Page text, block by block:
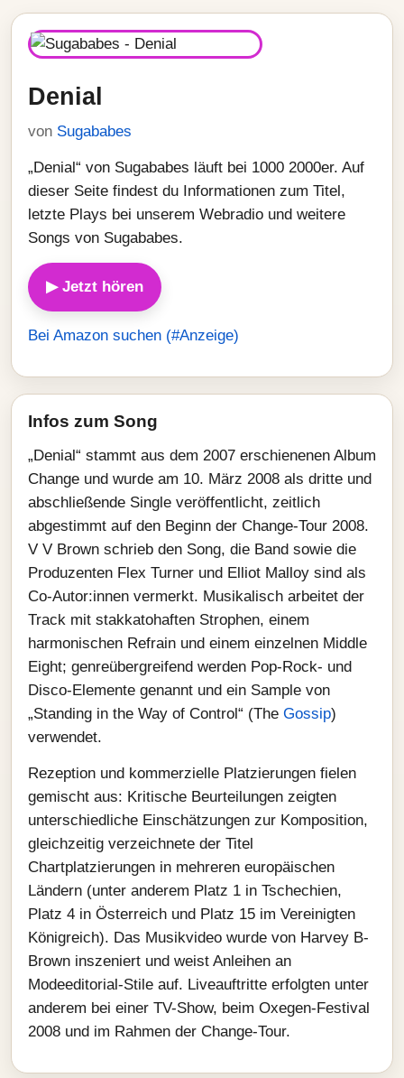
Denial
von Sugababes
„Denial“ von Sugababes läuft bei 1000 2000er. Auf
dieser Seite findest du Informationen zum Titel,
letzte Plays bei unserem Webradio und weitere
Songs von Sugababes.
▶ Jetzt hören
Bei Amazon suchen (#Anzeige)
Infos zum Song
„Denial“ stammt aus dem 2007 erschienenen Album
Change und wurde am 10. März 2008 als dritte und
abschließende Single veröffentlicht, zeitlich
abgestimmt auf den Beginn der Change-Tour 2008.
V V Brown schrieb den Song, die Band sowie die
Produzenten Flex Turner und Elliot Malloy sind als
Co-Autor:innen vermerkt. Musikalisch arbeitet der
Track mit stakkatohaften Strophen, einem
harmonischen Refrain und einem einzelnen Middle
Eight; genreübergreifend werden Pop-Rock- und
Disco-Elemente genannt und ein Sample von
„Standing in the Way of Control“ (The Gossip)
verwendet.
Rezeption und kommerzielle Platzierungen fielen
gemischt aus: Kritische Beurteilungen zeigten
unterschiedliche Einschätzungen zur Komposition,
gleichzeitig verzeichnete der Titel
Chartplatzierungen in mehreren europäischen
Ländern (unter anderem Platz 1 in Tschechien,
Platz 4 in Österreich und Platz 15 im Vereinigten
Königreich). Das Musikvideo wurde von Harvey B-
Brown inszeniert und weist Anleihen an
Modeeditorial-Stile auf. Liveauftritte erfolgten unter
anderem bei einer TV-Show, beim Oxegen-Festival
2008 und im Rahmen der Change-Tour.